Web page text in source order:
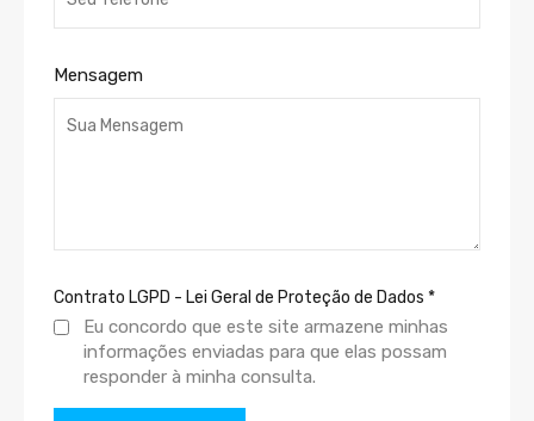
Mensagem
Contrato LGPD - Lei Geral de Proteção de Dados *
Eu concordo que este site armazene minhas
informações enviadas para que elas possam
responder à minha consulta.